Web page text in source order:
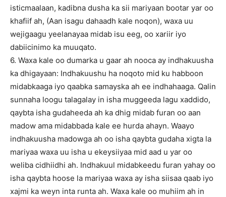
isticmaalaan, kadibna dusha ka sii mariyaan bootar yar oo
khafiif ah, (Aan isagu dahaadh kale noqon), waxa uu
wejigaagu yeelanayaa midab isu eeg, oo xariir iyo
dabiicinimo ka muuqato.
6. Waxa kale oo dumarka u gaar ah nooca ay indhakuusha
ka dhigayaan: Indhakuushu ha noqoto mid ku habboon
midabkaaga iyo qaabka samayska ah ee indhahaaga. Qalin
sunnaha loogu talagalay in isha muggeeda lagu xaddido,
qaybta isha gudaheeda ah ka dhig midab furan oo aan
madow ama midabbada kale ee hurda ahayn. Waayo
indhakuusha madowga ah oo isha qaybta gudaha xigta la
mariyaa waxa uu isha u ekeysiiyaa mid aad u yar oo
weliba cidhiidhi ah. Indhakuul midabkeedu furan yahay oo
isha qaybta hoose la mariyaa waxa ay isha siisaa qaab iyo
xajmi ka weyn inta runta ah. Waxa kale oo muhiim ah in